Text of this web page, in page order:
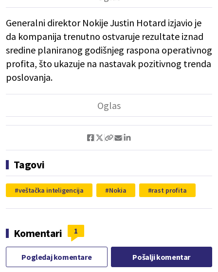
Generalni direktor Nokije Justin Hotard izjavio je
da kompanija trenutno ostvaruje rezultate iznad
sredine planiranog godišnjeg raspona operativnog
profita, što ukazuje na nastavak pozitivnog trenda
poslovanja.
Tagovi
veštačka inteligencija Nokia rast profita
Komentari 1
Pogledaj komentare Pošalji komentar